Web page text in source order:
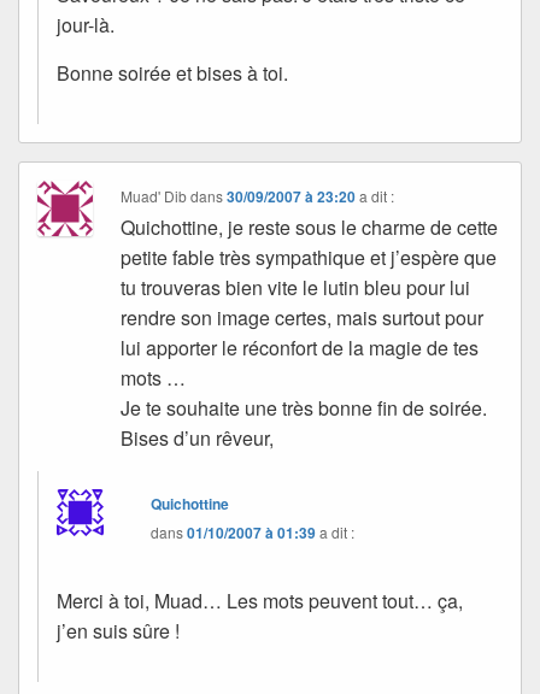
jour-là.
Bonne soirée et bises à toi.
Muad' Dibdans30/09/2007 à 23:20 a dit :
Quichottine, je reste sous le charme de cette
petite fable très sympathique et j’espère que
tu trouveras bien vite le lutin bleu pour lui
rendre son image certes, mais surtout pour
lui apporter le réconfort de la magie de tes
mots …
Je te souhaite une très bonne fin de soirée.
Bises d’un rêveur,
Quichottine
dans01/10/2007 à 01:39a dit :
Merci à toi, Muad… Les mots peuvent tout… ça,
j’en suis sûre !